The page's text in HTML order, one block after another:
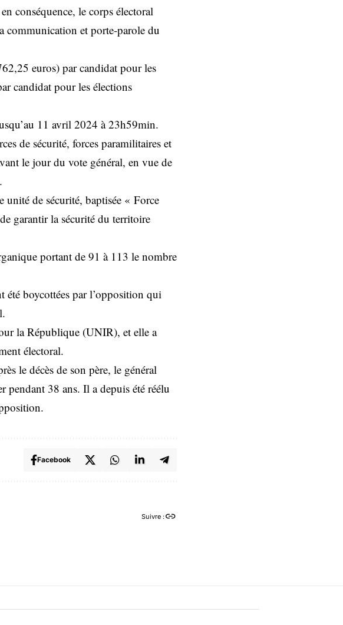
conséquence, le corps électoral
communication et porte-parole du
euros) par candidat pour les
candidat pour les élections
11 avril 2024 à 23h59min.
de sécurité, forces paramilitaires et
le jour du vote général, en vue de
unité de sécurité, baptisée « Force
garantir la sécurité du territoire
portant de 91 à 113 le nombre
été boycottées par l’opposition qui
la République (UNIR), et elle a
électoral.
le décès de son père, le général
pendant 38 ans. Il a depuis été réélu
Facebook
Suivre :